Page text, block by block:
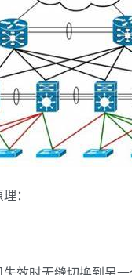
：